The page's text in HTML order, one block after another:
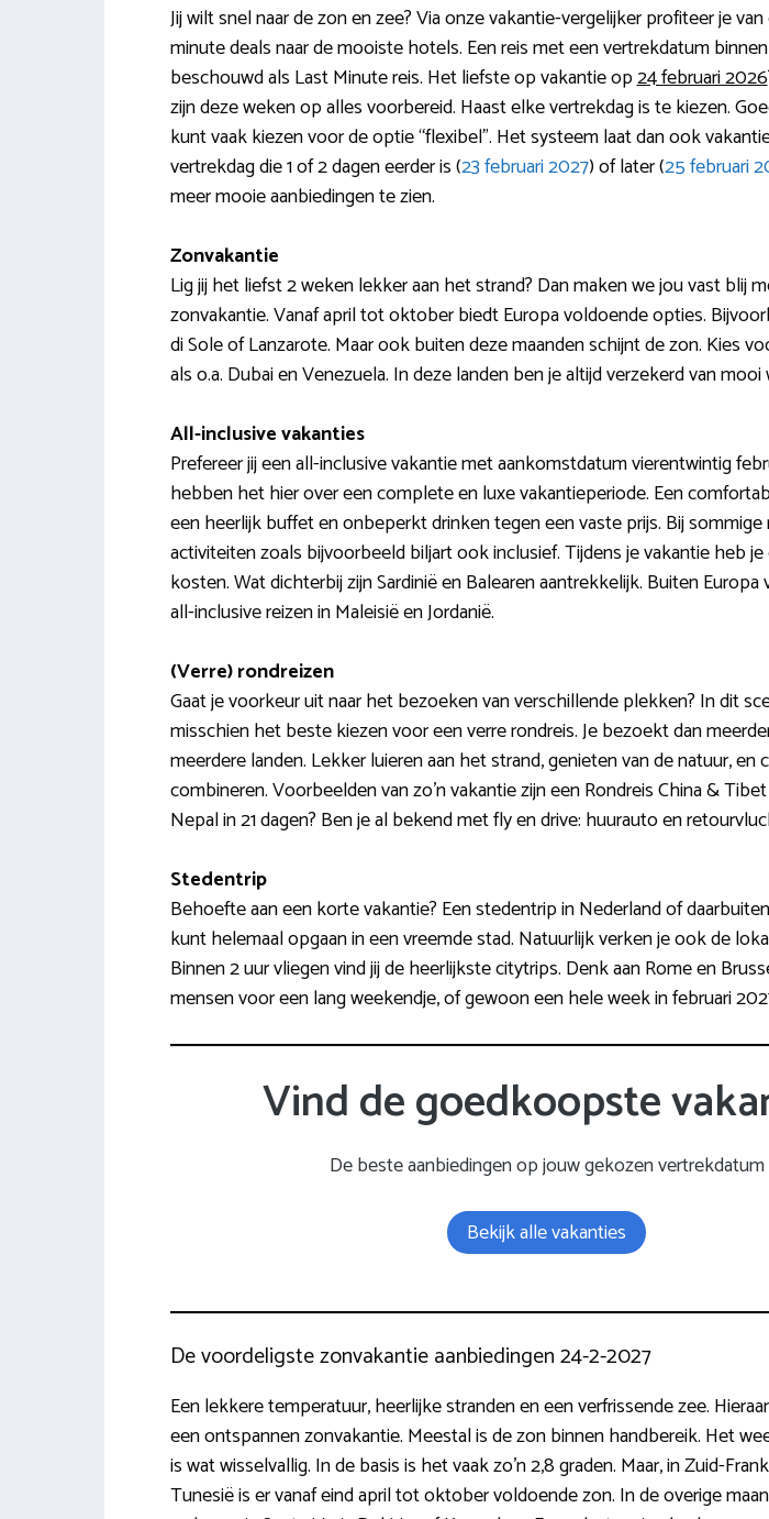
Jij wilt snel naar de zon en zee? Via onze vakantie-vergelijker profiteer je
minute deals naar de mooiste hotels. Een reis met een vertrekdatum
beschouwd als Last Minute reis. Het liefste op vakantie op24 februari 2026
zijn deze weken op alles voorbereid. Haast elke vertrekdag is te kiezen.
kunt vaak kiezen voor de optie “flexibel”. Het systeem laat dan ook
vertrekdag die 1 of 2 dagen eerder is (23 februari 2027) of later (25 februari
meer mooie aanbiedingen te zien.
Zonvakantie
Lig jij het liefst 2 weken lekker aan het strand? Dan maken we jou vast blij
zonvakantie. Vanaf april tot oktober biedt Europa voldoende opties.
di Sole of Lanzarote. Maar ook buiten deze maanden schijnt de zon. Kies
als o.a. Dubai en Venezuela. In deze landen ben je altijd verzekerd van mooi
All-inclusive vakanties
Prefereer jij een all-inclusive vakantie met aankomstdatum vierentwintig
hebben het hier over een complete en luxe vakantieperiode. Een
een heerlijk buffet en onbeperkt drinken tegen een vaste prijs. Bij sommige
activiteiten zoals bijvoorbeeld biljart ook inclusief. Tijdens je vakantie heb
kosten. Wat dichterbij zijn Sardinië en Balearen aantrekkelijk. Buiten
all-inclusive reizen in Maleisië en Jordanië.
(Verre) rondreizen
Gaat je voorkeur uit naar het bezoeken van verschillende plekken? In dit
misschien het beste kiezen voor een verre rondreis. Je bezoekt dan
meerdere landen. Lekker luieren aan het strand, genieten van de natuur, en
combineren. Voorbeelden van zo’n vakantie zijn een Rondreis China &
Nepal in 21 dagen? Ben je al bekend met fly en drive: huurauto en
Stedentrip
Behoefte aan een korte vakantie? Een stedentrip in Nederland of
kunt helemaal opgaan in een vreemde stad. Natuurlijk verken je ook de
Binnen 2 uur vliegen vind jij de heerlijkste citytrips. Denk aan Rome en
mensen voor een lang weekendje, of gewoon een hele week in februari
Vind de goedkoopste
De beste aanbiedingen op jouw gekozen vertrekdatum
Bekijk alle vakanties
De voordeligste zonvakantie aanbiedingen 24-2-2027
Een lekkere temperatuur, heerlijke stranden en een verfrissende zee.
een ontspannen zonvakantie. Meestal is de zon binnen handbereik. Het
is wat wisselvallig. In de basis is het vaak zo’n 2,8 graden. Maar, in Zuid-
Tunesië is er vanaf eind april tot oktober voldoende zon. In de overige